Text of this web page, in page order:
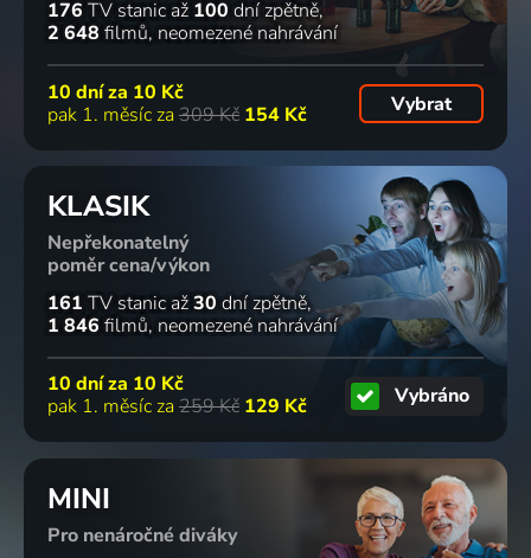
176 TV stanic až 100 dní zpětně
2 648 filmů neomezené nahrávání
10 dní za 10 Kč
pak 1. měsíc za 309 Kč 154 Kč Vybrat
KLASIK
Nepřekonatelný
poměr cena/výkon
161 TV stanic až30 dní zpětně
1 846 filmů neomezené nahrávání
10 dní za 10 Kč
pak 1. měsíc za 259 Kč 129 Kč Vybráno
MINI
Pro nenáročné diváky